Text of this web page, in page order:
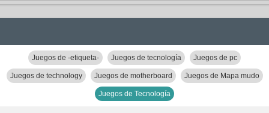
Juegos de -etiqueta- Juegos de tecnología Juegos de pc
Juegos de technology Juegos de motherboard Juegos de Mapa mudo
Juegos de Tecnología